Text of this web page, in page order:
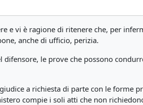
e vi è ragione di ritenere che, per
anche di ufficio, perizia.
le prove che possono
a richiesta di parte con le forme
compie i soli atti che non